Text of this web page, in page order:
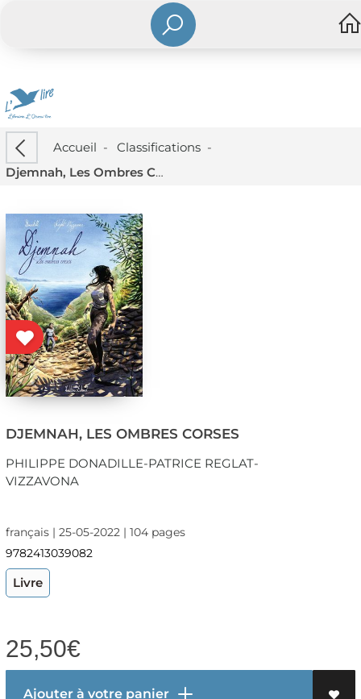
Accueil - Classifications-
Djemnah, Les Ombres Corses
DJEMNAH, LES OMBRES CORSES
PHILIPPE DONADILLE-PATRICE REGLAT-
VIZZAVONA
français | 25-05-2022 | 104 pages
9782413039082
Livre
25,50€
Ajouter à votre panier